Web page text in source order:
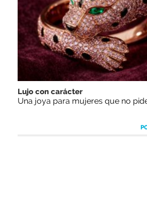
Lujo con carácter
Una joya para mujeres que no